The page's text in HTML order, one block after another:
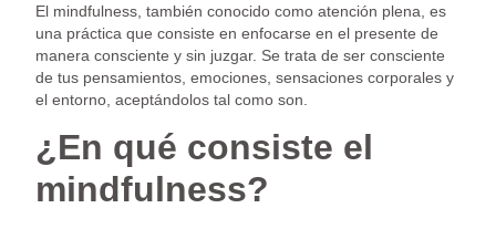
El mindfulness, también conocido como atención plena, es
una práctica que consiste en enfocarse en el presente de
manera consciente y sin juzgar. Se trata de ser consciente
de tus pensamientos, emociones, sensaciones corporales y
el entorno, aceptándolos tal como son.
¿En qué consiste el
mindfulness?